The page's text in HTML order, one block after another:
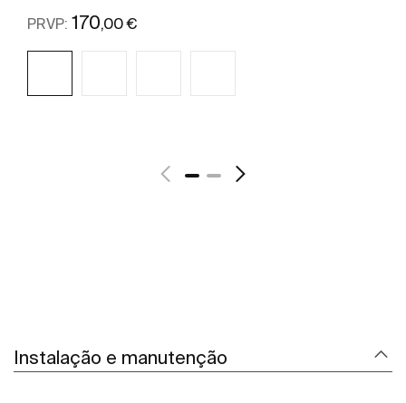
PRVP: 170,00 €
Instalação e manutenção